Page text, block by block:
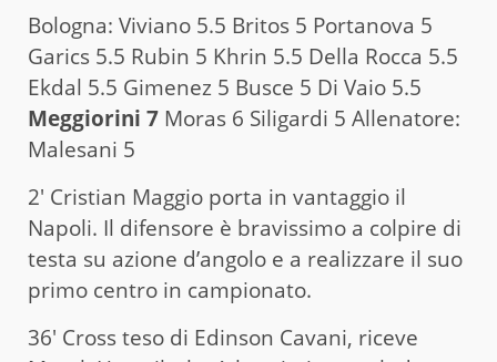
Bologna: Viviano 5.5 Britos 5 Portanova 5
Garics 5.5 Rubin 5 Khrin 5.5 Della Rocca 5.5
Ekdal 5.5 Gimenez 5 Busce 5 Di Vaio 5.5
Meggiorini 7 Moras 6 Siligardi 5 Allenatore:
Malesani 5
2′ Cristian Maggio porta in vantaggio il
Napoli. Il difensore è bravissimo a colpire di
testa su azione d’angolo e a realizzare il suo
primo centro in campionato.
36′ Cross teso di Edinson Cavani, riceve